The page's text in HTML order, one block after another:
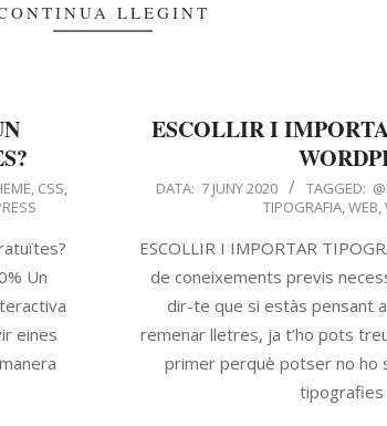
LLEGINT
, CSS,
Un
eines
ESCOLLIR I
DATA: 7 JUNY 2020 TAGGED:
TIPOGRAFIA,WEB,
ESCOLLIR I IMPORTAR
de coneixements previs
dir-te que si estàs pensant
remenar lletres, ja t’ho pots
primer perquè potser no ho
tipografies